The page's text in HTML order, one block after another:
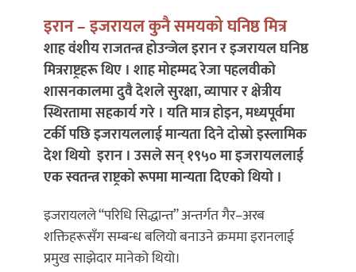
इरान – इजरायल कुनै समयको घनिष्ठ मित्र
शाह वंशीय राजतन्त्र होउन्जेल इरान र इजरायल घनिष्ठ
मित्रराष्ट्रहरू थिए । शाह मोहम्मद रेजा पहलवीको
शासनकालमा दुवै देशले सुरक्षा, व्यापार र क्षेत्रीय
स्थिरतामा सहकार्य गरे । यति मात्र होइन, मध्यपूर्वमा
टर्की पछि इजरायललाई मान्यता दिने दोस्रो इस्लामिक
देश थियो इरान । उसले सन् १९५० मा इजरायललाई
एक स्वतन्त्र राष्ट्रको रूपमा मान्यता दिएको थियो ।
इजरायलले “परिधि सिद्धान्त” अन्तर्गत गैर–अरब
शक्तिहरूसँग सम्बन्ध बलियो बनाउने क्रममा इरानलाई
प्रमुख साझेदार मानेको थियो।